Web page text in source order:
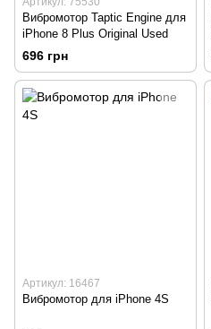
Вибромотор Taptic Engine для
iPhone 8 Plus Original Used
696 грн
Артикул: 16467
Вибромотор для iPhone 4S